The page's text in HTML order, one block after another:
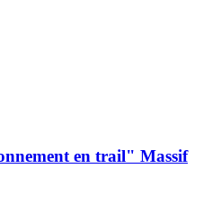
en trail" Massif